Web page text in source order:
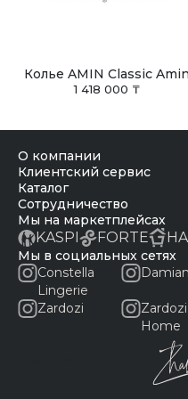
Колье AMIN Classic Amin
1 418 000 ₸
о компании
клиентский сервис
каталог
сотрудничество
Мы на маркетплейсах
KASPI FORTE
Мы в социальных сетях
Constella
Lingerie
Zardozi
Zardozi
Home